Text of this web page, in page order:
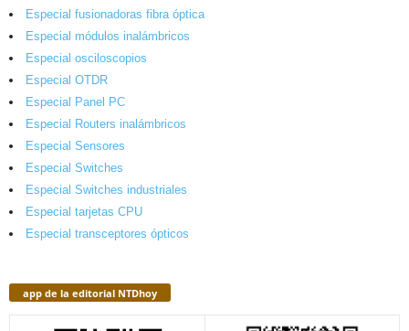
Especial fusionadoras fibra óptica
Especial módulos inalámbricos
Especial osciloscopios
Especial OTDR
Especial Panel PC
Especial Routers inalámbricos
Especial Sensores
Especial Switches
Especial Switches industriales
Especial tarjetas CPU
Especial transceptores ópticos
app de la editorial NTDhoy